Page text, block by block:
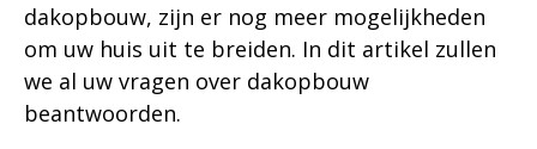
dakopbouw, zijn er nog meer mogelijkheden
om uw huis uit te breiden. In dit artikel zullen
we al uw vragen over dakopbouw
beantwoorden.